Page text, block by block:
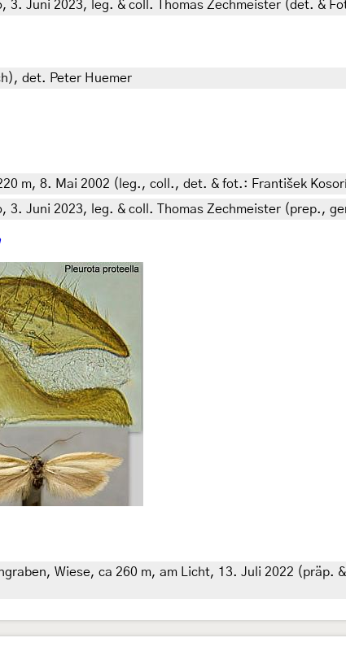
3. Juni 2023, leg. & coll. Thomas Zechmeister (det. &
det. Peter Huemer
m, 8. Mai 2002 (leg., coll., det. & fot.: František
3. Juni 2023, leg. & coll. Thomas Zechmeister (prep.,
Wiese, ca 260 m, am Licht, 13. Juli 2022 (präp.